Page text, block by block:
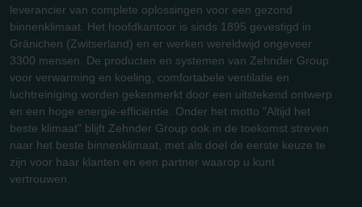
leverancier van complete oplossingen voor een gezond
binnenklimaat. Het hoofdkantoor is sinds 1895 gevestigd in
Gränichen (Zwitserland) en er werken wereldwijd ongeveer
3300 mensen. De producten en systemen van Zehnder Group
voor verwarming en koeling, comfortabele ventilatie en
luchtreiniging worden gekenmerkt door een uitstekend ontwerp
en een hoge energie-efficiëntie. Onder het motto "Altijd het
beste klimaat" blijft Zehnder Group ook in de toekomst streven
naar het beste binnenklimaat, met als doel de eerste keuze te
zijn voor haar klanten en een partner waarop u kunt
vertrouwen.